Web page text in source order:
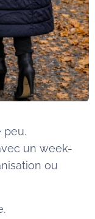
peu.
un week-
ou